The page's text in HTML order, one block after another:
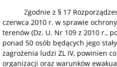
Zgodnie z § 17
czerwca 2010 r. w sprawie
terenów (Dz. U. Nr 109 z 2010 r.,
ponad 50 osób będących jego
zagrożenia ludzi ZL IV, powinien
organizacji oraz warunków